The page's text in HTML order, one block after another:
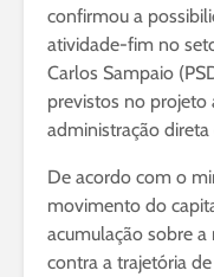
confirmou a
atividade-fim no
Carlos Sampaio
previstos no projeto
administração direta
De acordo com o
movimento do
acumulação sobre
contra a trajetória